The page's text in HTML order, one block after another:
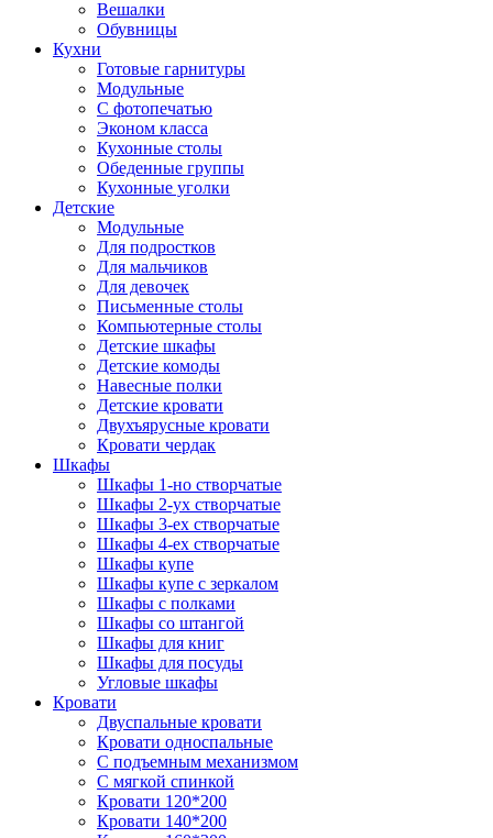
Вешалки
Обувницы
Кухни
Готовые гарнитуры
Модульные
С фотопечатью
Эконом класса
Кухонные столы
Обеденные группы
Кухонные уголки
Детские
Модульные
Для подростков
Для мальчиков
Для девочек
Письменные столы
Компьютерные столы
Детские шкафы
Детские комоды
Навесные полки
Детские кровати
Двухъярусные кровати
Кровати чердак
Шкафы
Шкафы 1-но створчатые
Шкафы 2-ух створчатые
Шкафы 3-ех створчатые
Шкафы 4-ех створчатые
Шкафы купе
Шкафы купе с зеркалом
Шкафы с полками
Шкафы со штангой
Шкафы для книг
Шкафы для посуды
Угловые шкафы
Кровати
Двуспальные кровати
Кровати односпальные
С подъемным механизмом
С мягкой спинкой
Кровати 120*200
Кровати 140*200